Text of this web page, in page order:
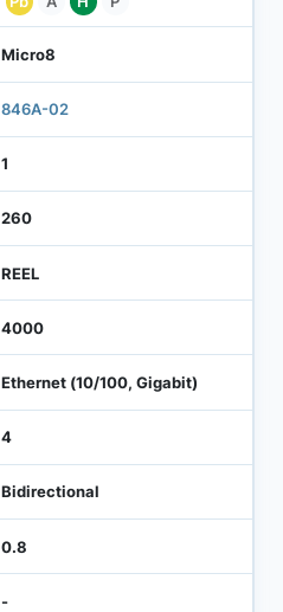
Micro8
846A-02
1
260
REEL
4000
Ethernet (10/100, Gigabit)
4
Bidirectional
0.8
-